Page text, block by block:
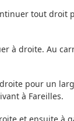
tout droit
à droite. Au
pour un
à Fareilles.